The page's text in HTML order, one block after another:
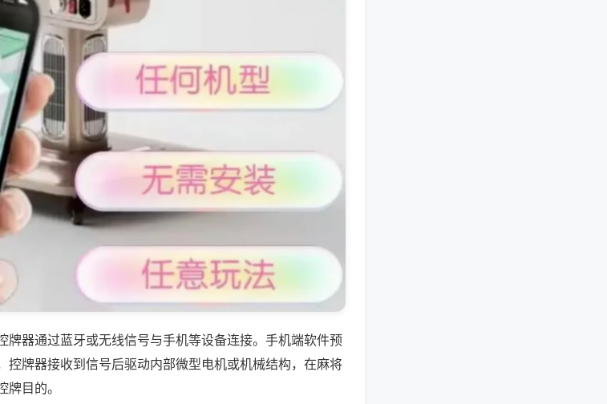
牌器通过蓝牙或无线信号与手机等设备连接。手机端软件预
控牌器接收到信号后驱动内部微型电机或机械结构，在麻将
目的。